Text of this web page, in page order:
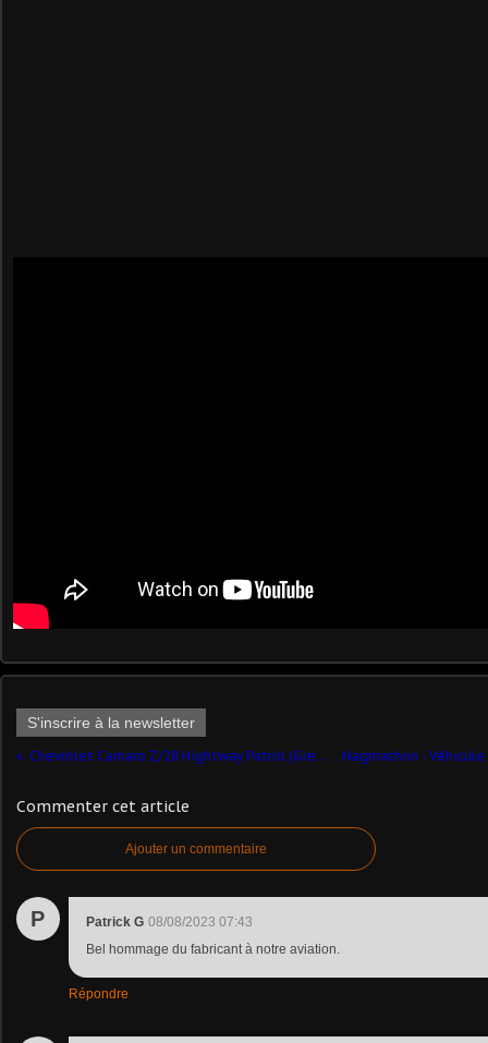
S'inscrire à la newsletter
Chevrolet Camaro Z/28 Hightway Patrol (Greenlight - 1/18 - par Frédéric M.) ​
Commenter cet article
Ajouter un commentaire
P Patrick G 08/08/2023 07:43
Bel hommage du fabricant à notre aviation.
Répondre